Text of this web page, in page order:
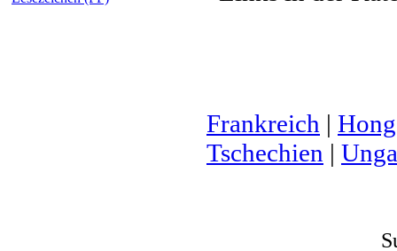
Frankreich |
Tschechien |